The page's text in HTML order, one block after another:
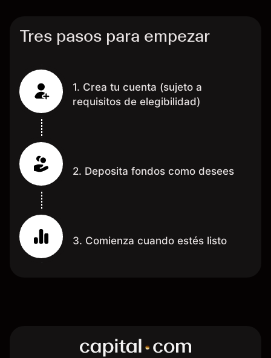
Tres pasos para empezar
1. Crea tu cuenta (sujeto a
requisitos de elegibilidad)
2. Deposita fondos como desees
3. Comienza cuando estés listo